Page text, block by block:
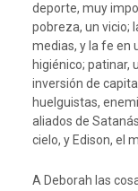
deporte, muy
pobreza, un vicio;
medias, y la fe en
higiénico; patinar,
inversión de
huelguistas,
aliados de
cielo, y Edison, el
A Deborah las